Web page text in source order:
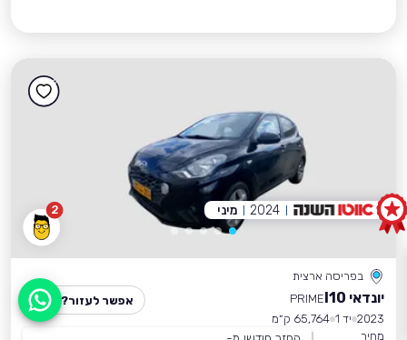
2
בפריסה ארצית
יונדאי I10
PRIME
2023 יד 1
65,764 ק״מ
מחיר
2024 מיני
אפשר לעזור?